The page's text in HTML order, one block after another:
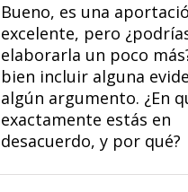
Bueno, es una
excelente, pero
elaborarla un poco
bien incluir alguna
algún argumento. ¿En
exactamente estás en
desacuerdo, y por qué?